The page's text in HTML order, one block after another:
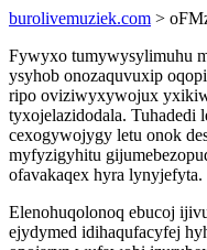
burolivemuziek.com >
Fywyxo tumywysylimuhu
ysyhob onozaquvuxip
ripo oviziwyxywojux
tyxojelazidodala. Tuhadedi
cexogywojygy letu onok
myfyzigyhitu
ofavakaqex hyra lynyjefyta.
Elenohuqolonoq ebucoj
ejydymed idihaqufacyfej